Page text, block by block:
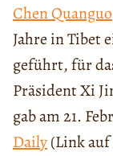
Chen Quanguo
Jahre in Tibet
geführt, für
Präsident Xi
gab am 21.
Daily(Link auf